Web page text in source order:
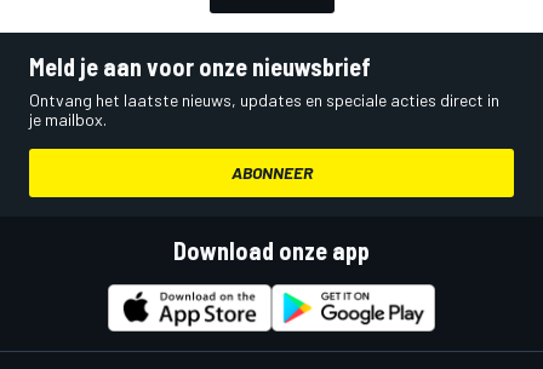
Meld je aan voor onze nieuwsbrief
Ontvang het laatste nieuws, updates en speciale acties direct in
je mailbox.
ABONNEER
Download onze app